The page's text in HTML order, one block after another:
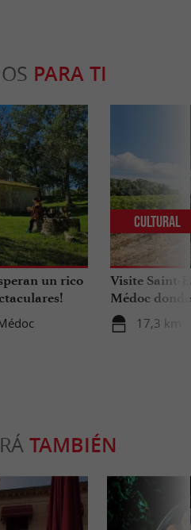
PARA TI
un rico
Visite Saint-
Médoc
vinos.
17,3 km -
Cultural
TAMBIÉN